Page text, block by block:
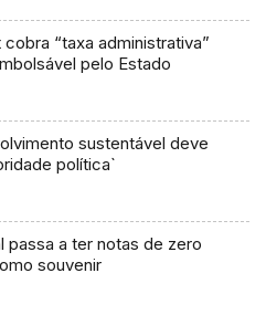
cobra “taxa administrativa”
pelo Estado
sustentável deve
política`
passa a ter notas de zero
souvenir